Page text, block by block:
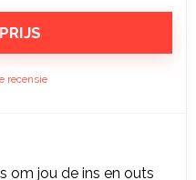
recensie
om jou de ins en outs